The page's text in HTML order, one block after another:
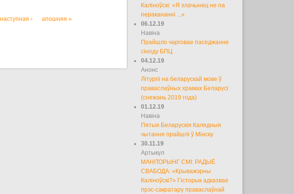
наступная › апошняя »
Каліноўскі: «Я злачынец не па
перакананні ...»
06.12.19
Навіна
Прайшло чарговае паседжанне
сіноду БПЦ
04.12.19
Анонс
Літургіі на беларускай мове ў
праваслаўных храмах Беларусі
(снежань 2019 года)
01.12.19
Навіна
Пятыя Беларускія Калядныя
чытання прайшлі ў Мінску
30.11.19
Артыкул
МАНІТОРЫНГ СМІ: РАДЫЁ
СВАБОДА: «Крыважэрны
Каліноўскі?» Гісторык адказвае
прэс-сакратару праваслаўнай